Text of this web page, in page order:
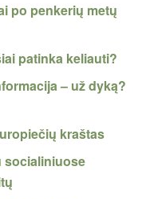
po penkerių metų
patinka keliauti?
– už dyką?
kraštas
socialiniuose